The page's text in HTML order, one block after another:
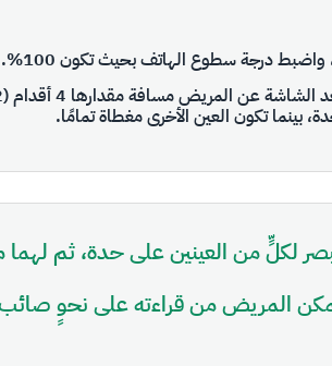
درجة سطوع الهاتف بحيث تكون 100%.
عن المريض مسافة مقدارها 4 أقدام (1.2 متر) .
تكون العين الأخرى مغطاة تمامًا.
لكلٍّ من العينين على حدة، ثم لهما
المريض من قراءته على نحوٍ